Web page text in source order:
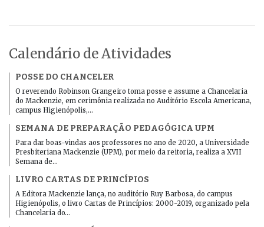
Calendário de Atividades
POSSE DO CHANCELER
O reverendo Robinson Grangeiro toma posse e assume a Chancelaria
do Mackenzie, em cerimônia realizada no Auditório Escola Americana,
campus Higienópolis,…
SEMANA DE PREPARAÇÃO PEDAGÓGICA UPM
Para dar boas-vindas aos professores no ano de 2020, a Universidade
Presbiteriana Mackenzie (UPM), por meio da reitoria, realiza a XVII
Semana de…
LIVRO CARTAS DE PRINCÍPIOS
A Editora Mackenzie lança, no auditório Ruy Barbosa, do campus
Higienópolis, o livro Cartas de Princípios: 2000-2019, organizado pela
Chancelaria do…